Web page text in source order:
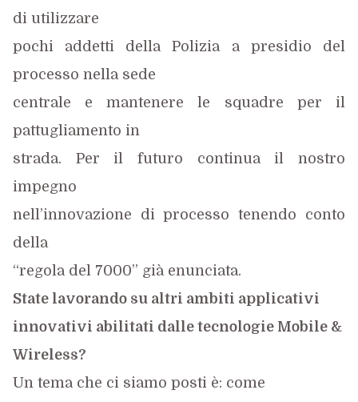
di utilizzare
pochi addetti della Polizia a presidio del
processo nella sede
centrale e mantenere le squadre per il
pattugliamento in
strada. Per il futuro continua il nostro
impegno
nell’innovazione di processo tenendo conto
della
“regola del 7000” già enunciata.
State lavorando su altri ambiti applicativi
innovativi abilitati dalle tecnologie Mobile &
Wireless?
Un tema che ci siamo posti è: come